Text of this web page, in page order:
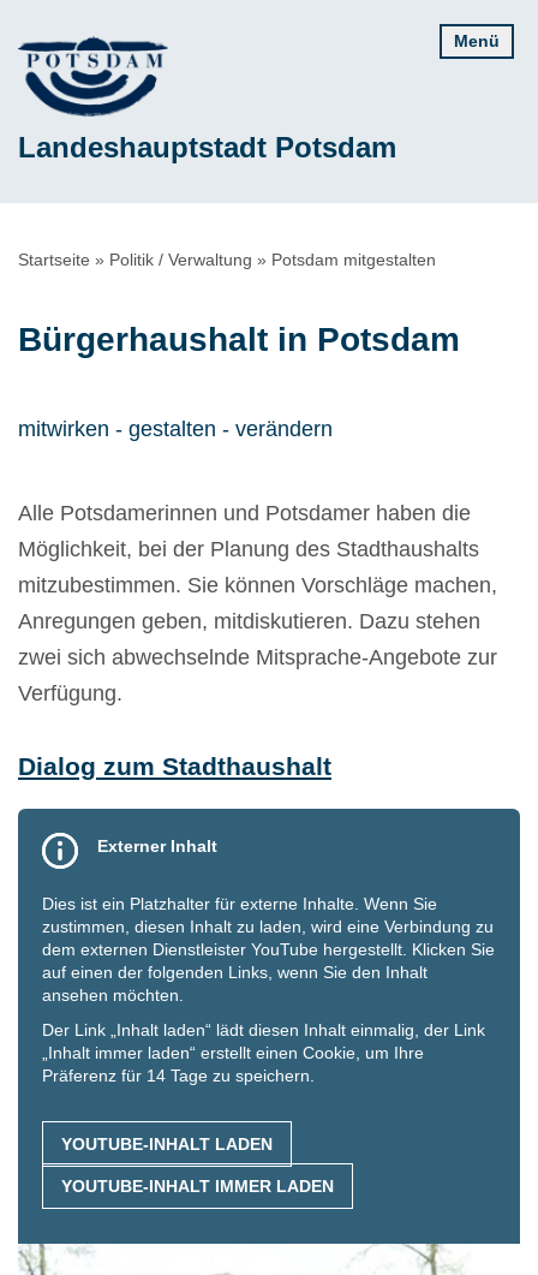
zum
Inhalt
Landeshauptstadt Potsdam
Menü
Pfadnavigation
Startseite Politik / Verwaltung Potsdam mitgestalten
Bürgerhaushalt in Potsdam
mitwirken - gestalten - verändern
Alle Potsdamerinnen und Potsdamer haben die
Möglichkeit, bei der Planung des Stadthaushalts
mitzubestimmen. Sie können Vorschläge machen,
Anregungen geben, mitdiskutieren. Dazu stehen
zwei sich abwechselnde Mitsprache-Angebote zur
Verfügung.
Dialog zum Stadthaushalt
party
content
Dies ist ein Platzhalter für externe Inhalte. Wenn Sie
zustimmen, diesen Inhalt zu laden, wird eine Verbindung zu
dem externen Dienstleister YouTube hergestellt. Klicken Sie
auf einen der folgenden Links, wenn Sie den Inhalt
ansehen möchten.
Der Link „Inhalt laden“ lädt diesen Inhalt einmalig, der Link
„Inhalt immer laden“ erstellt einen Cookie, um Ihre
Präferenz für 14 Tage zu speichern.
YOUTUBE-INHALT LADEN
YOUTUBE-INHALT IMMER LADEN